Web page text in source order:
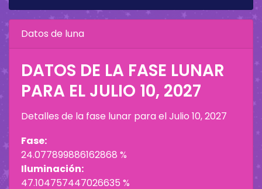
Datos de luna
DATOS DE LA FASE LUNAR
PARA EL JULIO 10, 2027
Detalles de la fase lunar para elJulio 10, 2027
Fase:
24.077899886162868 %
Iluminación:
47.104757447026635 %